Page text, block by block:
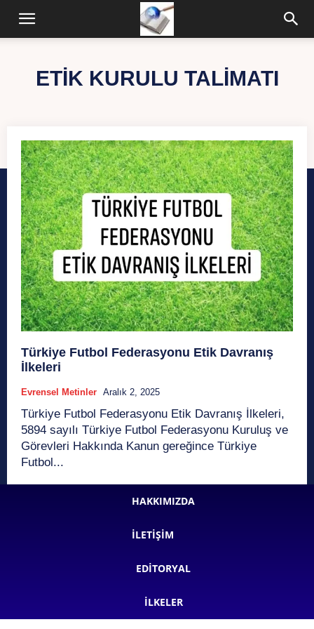
ETİK KURULU TALİMATI
Türkiye Futbol Federasyonu Etik Davranış
İlkeleri
Evrensel Metinler Aralık 2, 2025
Türkiye Futbol Federasyonu Etik Davranış İlkeleri,
5894 sayılı Türkiye Futbol Federasyonu Kuruluş ve
Görevleri Hakkında Kanun gereğince Türkiye
Futbol...
HAKKIMIZDA
İLETIŞIM
EDITORYAL
İLKELER